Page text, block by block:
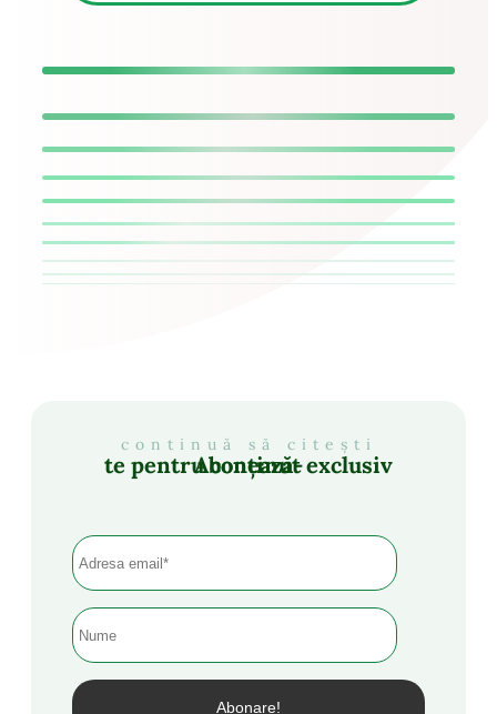
continuă să citești
Abonează-te pentru conținut exclusiv